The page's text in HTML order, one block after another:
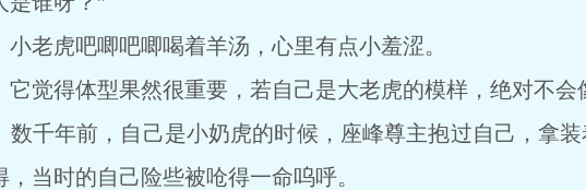
虎吧唧吧唧喝着羊汤，心里有点小羞涩。
得体型果然很重要，若自己是大老虎的模样，绝对不会
年前，自己是小奶虎的时候，座峰尊主抱过自己，拿装
，当时的自己险些被呛得一命呜呼。